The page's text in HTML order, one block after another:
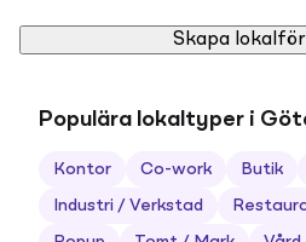
Skapa
Populära lokaltyper i
Kontor Co-work Butik
Industri / Verkstad